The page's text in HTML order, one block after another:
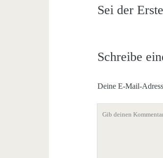
Sei der
Schreibe
Deine E-Mail-